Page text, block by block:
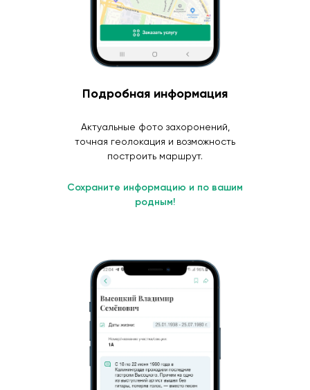
Подробная информация
Актуальные фото захоронений,
точная геолокация и возможность
построить маршрут.
Сохраните информацию и по вашим
родным!